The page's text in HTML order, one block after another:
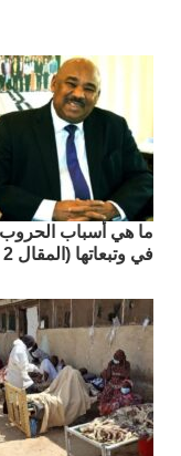
ما هي أسباب الحروب
في وتبعاتها (المقال 2 -17)